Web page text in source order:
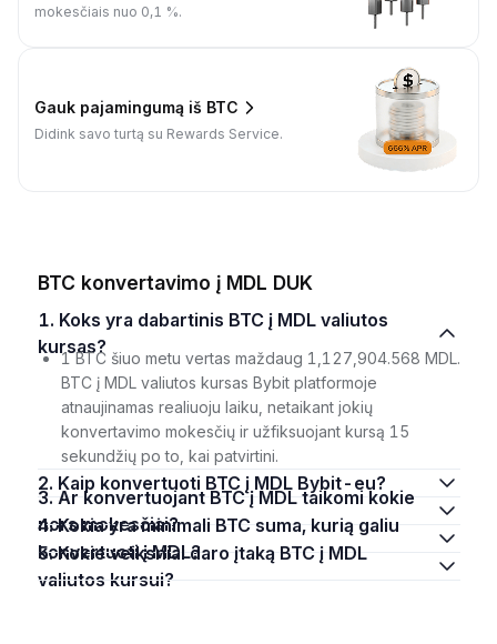
mokesčiais nuo 0,1 %.
Gauk pajamingumą iš BTC
Didink savo turtą su Rewards Service.
BTC konvertavimo į MDL DUK
1. Koks yra dabartinis BTC į MDL valiutos
kursas?
1 BTC šiuo metu vertas maždaug 1,127,904.568 MDL.
BTC į MDL valiutos kursas Bybit platformoje
atnaujinamas realiuoju laiku, netaikant jokių
konvertavimo mokesčių ir užfiksuojant kursą 15
sekundžių po to, kai patvirtini.
2. Kaip konvertuoti BTC į MDL Bybit-eu?
3. Ar konvertuojant BTC į MDL taikomi kokie
nors mokesčiai?
4. Kokia yra minimali BTC suma, kurią galiu
konvertuoti į MDL?
5. Kokie veiksniai daro įtaką BTC į MDL
valiutos kursui?